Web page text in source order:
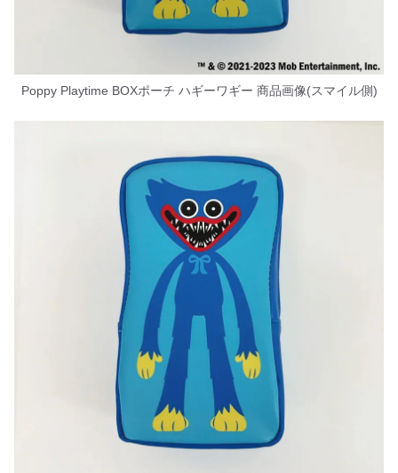
Poppy Playtime BOXポーチ ハギーワギー 商品画像(スマイル側)